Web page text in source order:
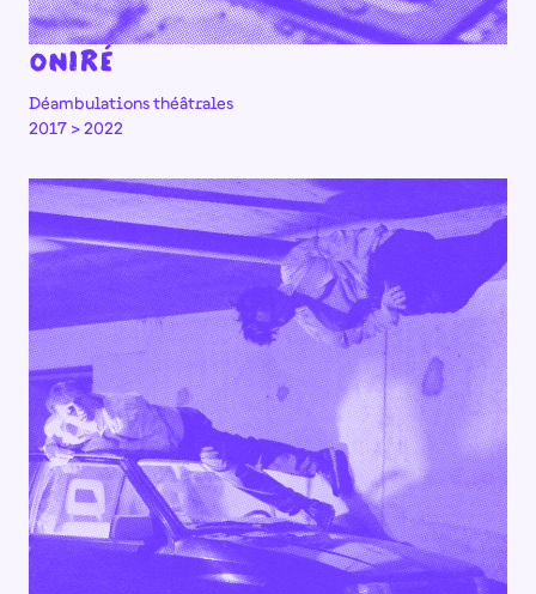
Oniré
Déambulations théâtrales
2017 > 2022